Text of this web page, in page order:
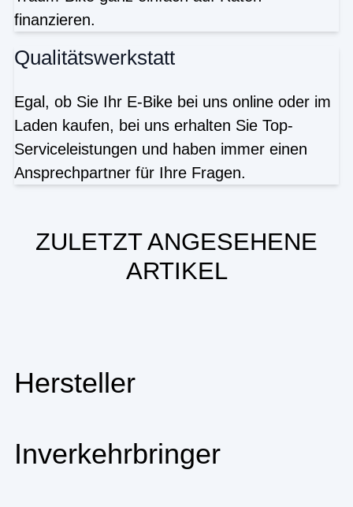
finanzieren.
Qualitätswerkstatt
Egal, ob Sie Ihr E-Bike bei uns online oder im
Laden kaufen, bei uns erhalten Sie Top-
Serviceleistungen und haben immer einen
Ansprechpartner für Ihre Fragen.
ZULETZT ANGESEHENE
ARTIKEL
Hersteller
Inverkehrbringer